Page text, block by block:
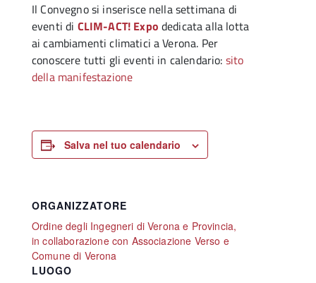
Il Convegno si inserisce nella settimana di
eventi di CLIM-ACT! Expo dedicata alla lotta
ai cambiamenti climatici a Verona. Per
conoscere tutti gli eventi in calendario: sito
della manifestazione
Salva nel tuo calendario
LUOGO
ORGANIZZATORE
Ordine degli Ingegneri di Verona e Provincia,
in collaborazione con Associazione Verso e
Comune di Verona